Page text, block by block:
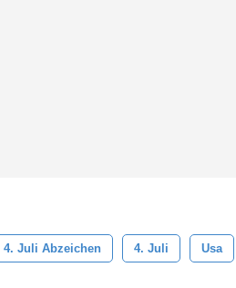
4. Juli Abzeichen 4. Juli Usa